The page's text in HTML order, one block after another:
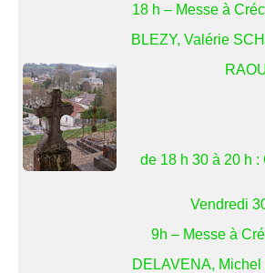
18 h – Messe à
BLEZY, Valérie
de 18 h 30 à 20 h
Vendredi
9h – Messe à
DELAVENA,